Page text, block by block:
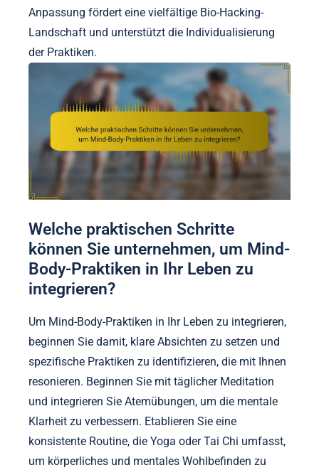
Anpassung fördert eine vielfältige Bio-Hacking-
Landschaft und unterstützt die Individualisierung
der Praktiken.
Welche praktischen Schritte
können Sie unternehmen, um Mind-
Body-Praktiken in Ihr Leben zu
integrieren?
Um Mind-Body-Praktiken in Ihr Leben zu integrieren,
beginnen Sie damit, klare Absichten zu setzen und
spezifische Praktiken zu identifizieren, die mit Ihnen
resonieren. Beginnen Sie mit täglicher Meditation
und integrieren Sie Atemübungen, um die mentale
Klarheit zu verbessern. Etablieren Sie eine
konsistente Routine, die Yoga oder Tai Chi umfasst,
um körperliches und mentales Wohlbefinden zu